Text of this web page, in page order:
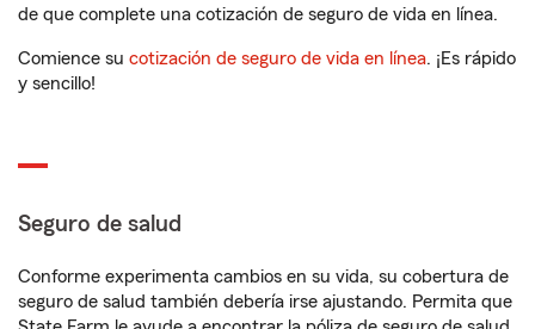
de que complete una cotización de seguro de vida en línea.
Comience su cotización de seguro de vida en línea. ¡Es rápido
y sencillo!
Seguro de salud
Conforme experimenta cambios en su vida, su cobertura de
seguro de salud también debería irse ajustando. Permita que